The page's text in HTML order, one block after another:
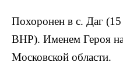
Похоронен в с. Даг (15
ВНР). Именем Героя
Московской области.